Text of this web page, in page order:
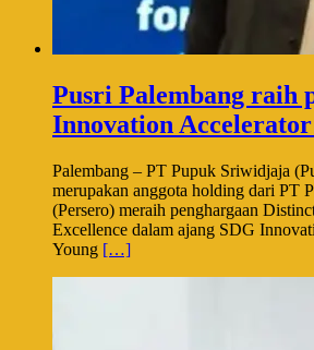
Pusri Palembang raih
Innovation Accelerator
Palembang – PT Pupuk Sriwidjaja
merupakan anggota holding dari PT
(Persero) meraih penghargaan
Excellence dalam ajang SDG
Young […]